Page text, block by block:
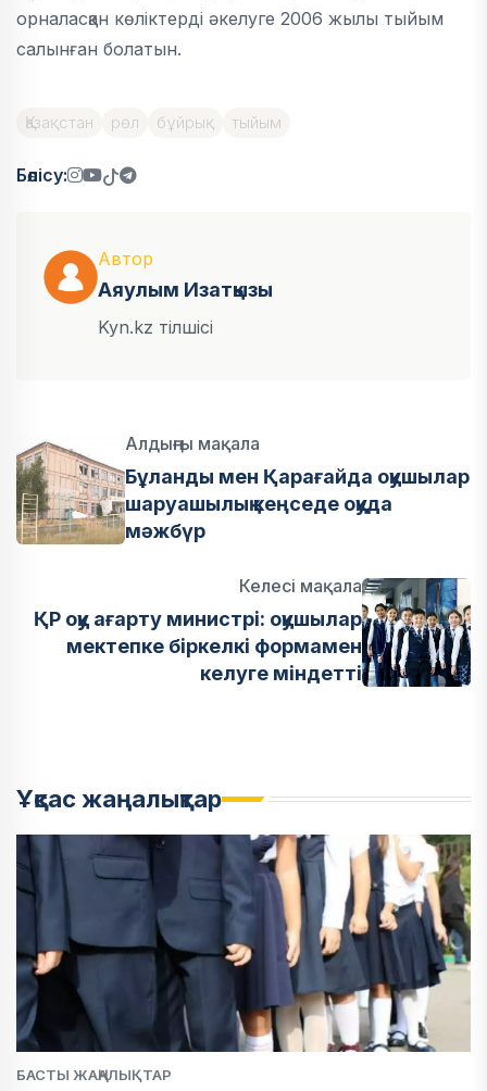
орналасқан көліктерді әкелуге 2006 жылы тыйым
салынған болатын.
Қазақстан рөл бұйрық тыйым
Бөлісу:
Автор
Аяулым Изатқызы
Kyn.kz тілшісі
Алдыңғы мақала
Бұланды мен Қарағайда оқушылар
шаруашылық кеңседе оқуда
мәжбүр
Келесі мақала
ҚР оқу ағарту министрі: оқушылар
мектепке біркелкі формамен
келуге міндетті
Ұқсас жаңалықтар
БАСТЫ ЖАҢАЛЫҚТАР